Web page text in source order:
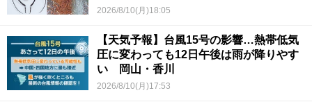
2026/8/10(月)18:05
【天気予報】台風15号の影響…熱帯低気
圧に変わっても12日午後は雨が降りやす
い 岡山・香川
2026/8/10(月)17:53